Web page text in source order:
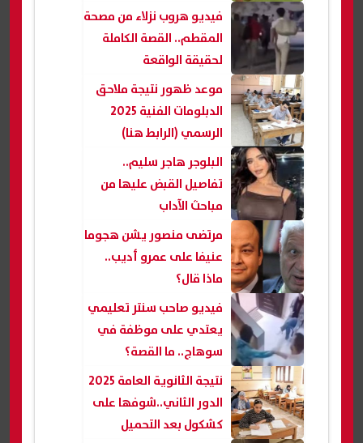
فيديو هروب نزلاء من مصحة
المقطم.. القصة الكاملة
لحقيقة الواقعة
موعد ظهور نتيجة ملاحق
الدبلومات الفنية 2025
الرسمي (الرابط هنا)
البلوجر هاجر سليم..
تفاصيل القبض عليها من
مباحث الآداب
مرتضى منصور يشن هجوما
عنيفا على عمرو أديب..
ماذا قال؟
فيديو صاحب سنتر تعليمي
يعتدي على موظفة في
سوهاج.. ما القصة؟
نتيجة الثانوية العامة 2025
الدور الثاني..شوفها على
كشكول بعد التحميل